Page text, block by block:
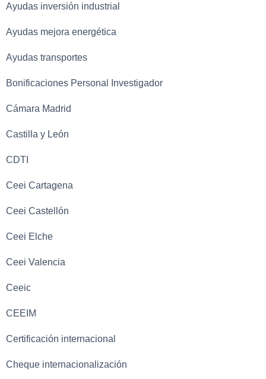
Ayudas inversión industrial
Ayudas mejora energética
Ayudas transportes
Bonificaciones Personal Investigador
Cámara Madrid
Castilla y León
CDTI
Ceei Cartagena
Ceei Castellón
Ceei Elche
Ceei Valencia
Ceeic
CEEIM
Certificación internacional
Cheque internacionalización